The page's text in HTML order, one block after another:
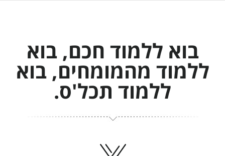
בוא ללמוד חכם, בוא
ללמוד מהמומחים, בוא
ללמוד תכל'ס.